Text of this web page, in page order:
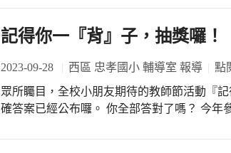
來求學之路發光發熱，將來成為對社會有貢獻
的一天》，之後介紹心情書包與各種情緒怪
生通過前兩關快問快答挑戰時，可以得到忠孝國小的魔法
少情緒怪獸的策略與方法，例如：運動、早睡
水、看書、畫畫、找信任的大人說出煩惱等
候需要找輔導老師。『小一新生OK蹦』，協
助多多哩！
記得你一『背』子，抽獎囉！
2023-09-28 西區 忠孝國小 輔導室 報導 點
眾所矚目，全校小朋友期待的教師節活動『
確答案已經公布囉。 你全部答對了嗎？ 今年